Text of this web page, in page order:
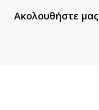
Ακολουθήστε μας